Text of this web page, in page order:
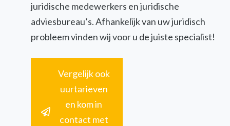
juridische medewerkers en juridische
adviesbureau’s. Afhankelijk van uw juridisch
probleem vinden wij voor u de juiste specialist!
Vergelijk ook
uurtarieven
en kom in
contact met